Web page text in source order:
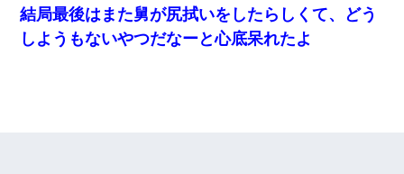
結局最後はまた舅が尻拭いをしたらしくて、どう
しようもないやつだなーと心底呆れたよ